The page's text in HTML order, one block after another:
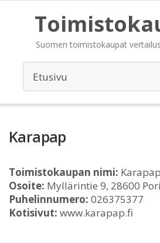
Suomen toimistokaupat
Karapap
Toimistokaupan nimi: Karapap
Osoite: Myllärintie 9, 28600 Pori
Puhelinnumero: 026375377
Kotisivut: www.karapap.fi